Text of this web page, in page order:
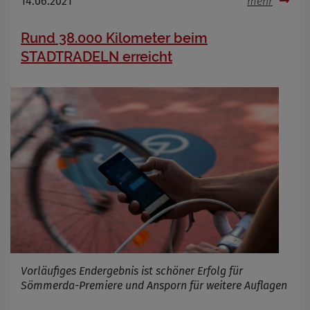
Rund 38.000 Kilometer beim
STADTRADELN erreicht
Vorläufiges Endergebnis ist schöner Erfolg für
Sömmerda-Premiere und Ansporn für weitere Auflagen
Name
Zweck
Cookie Name
Infos schließen